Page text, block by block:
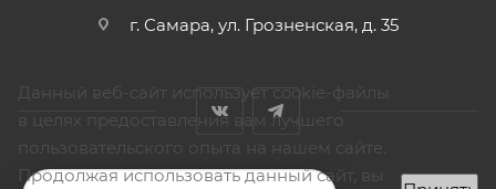
г. Самара, ул. Грозненская, д. 35
Данный веб-сайт использует cookie-файлы
в целях предоставления вам лучшего
пользовательского опыта на нашем сайте.
Продолжая использовать данный сайт, вы